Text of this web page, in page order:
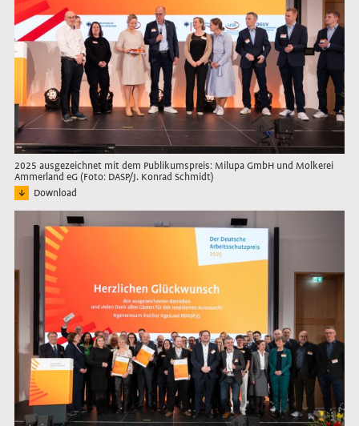
2025 ausgezeichnet mit dem Publikumspreis: Milupa GmbH und Molkerei
Ammerland eG (Foto: DASP/J. Konrad Schmidt)
Download
Link öffnet das Bild in Lightbox